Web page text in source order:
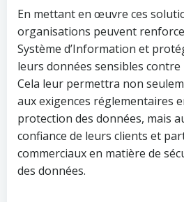
En mettant en œuvre ces
organisations peuvent
Système d’Information et
leurs données sensibles contre
Cela leur permettra non
aux exigences réglementaires
protection des données, mais
confiance de leurs clients et
commerciaux en matière de
des données.